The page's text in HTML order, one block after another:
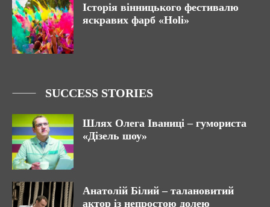
Історія вінницького фестивалю
яскравих фарб «Holi»
SUCCESS STORIES
Шлях Олега Іваниці – гумориста
«Дізель шоу»
Анатолій Білий – талановитий
актор із непростою долею